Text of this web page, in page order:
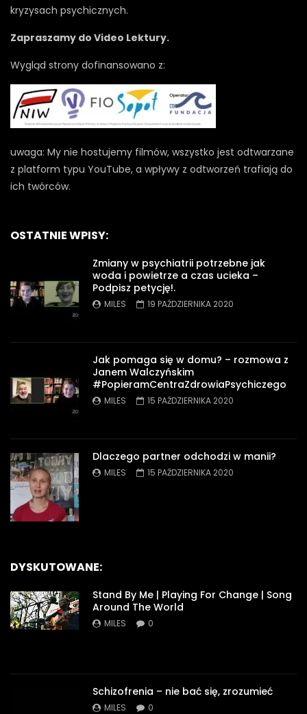
kryzysach psychicznych.
Zapraszamy do Video Lektury.
Wygląd strony dofinansowano z:
uwaga: My nie hostujemy filmów, wszystko jest odtwarzane
z platform typu YouTube, a wpływy z odtworzeń trafiają do
ich twórców.
OSTATNIE WPISY:
Zmiany w psychiatrii potrzebne jak
woda i powietrze a czas ucieka –
Podpisz petycję!.
MILES 19 PAŹDZIERNIKA 2020
Jak pomaga się w domu? – rozmowa z
Janem Walczyńskim
#PopieramCentraZdrowiaPsychiczego
MILES 15 PAŹDZIERNIKA 2020
Dlaczego partner odchodzi w manii?
MILES 15 PAŹDZIERNIKA 2020
DYSKUTOWANE:
Stand By Me | Playing For Change | Song
Around The World
MILES 0
Schizofrenia – nie bać się, zrozumieć
MILES 0